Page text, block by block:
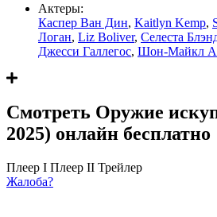
Актеры:
Каспер Ван Дин, Kaitlyn Kemp,
Логан, Liz Boliver, Селеста
Джесси Галлегос, Шон-Майкл
Смотреть Оружие
2025) онлайн бесплатно
Плеер I Плеер II Трейлер
Жалоба?